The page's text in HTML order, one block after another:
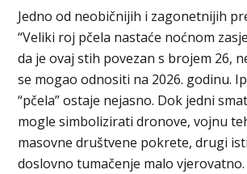
Jedno od neobičnijih i zagonetnijih
“Veliki roj pčela nastaće noćnom
da je ovaj stih povezan s brojem 26,
se mogao odnositi na 2026. godinu.
“pčela” ostaje nejasno. Dok jedni
mogle simbolizirati dronove, vojnu
masovne društvene pokrete, drugi
doslovno tumačenje malo vjerovatno.